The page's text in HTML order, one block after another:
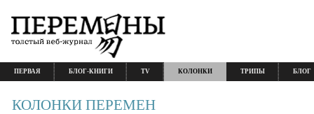
ПЕРВАЯ БЛОГ-КНИГИ TV КОЛОНКИ ТРИПЫ БЛОГ
КОЛОНКИ ПЕРЕМЕН